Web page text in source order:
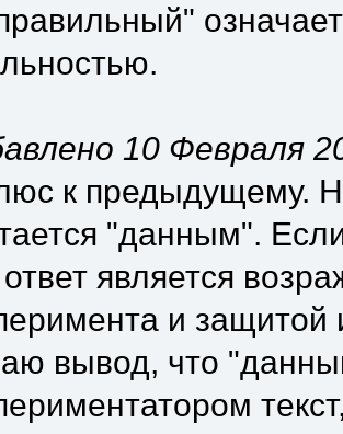
10 Февраля
к предыдущему.
"данным".
ответ является
и
вывод, что